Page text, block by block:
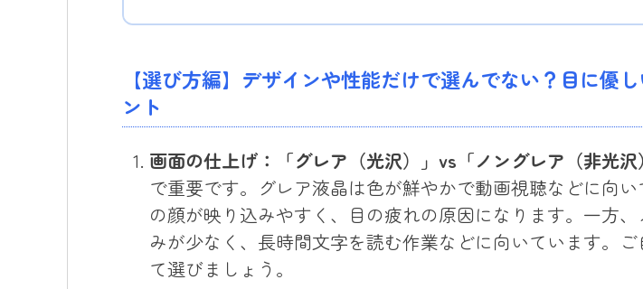
【選び方編】デザインや性能だけで選んでない？目に優
ント
画面の仕上げ：「グレア（光沢）」vs「ノングレア（非光沢
で重要です。グレア液晶は色が鮮やかで動画視聴などに向
の顔が映り込みやすく、目の疲れの原因になります。一方
みが少なく、長時間文字を読む作業などに向いています。
て選びましょう。